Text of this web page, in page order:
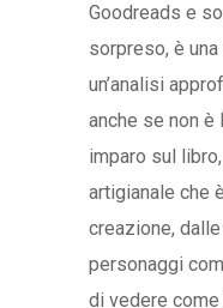
Goodreads e
sorpreso, è
un’analisi
anche se non è
imparo sul
artigianale che
creazione,
personaggi
di vedere